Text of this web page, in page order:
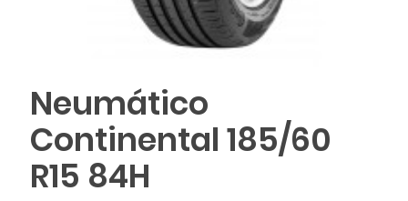
Neumático
Continental 185/60
R15 84H